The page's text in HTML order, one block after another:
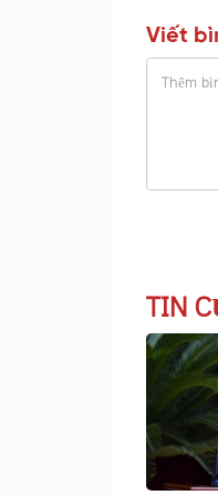
Viết
TIN